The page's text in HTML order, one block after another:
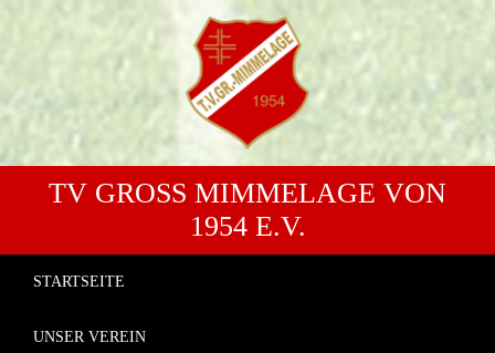
TV GROSS MIMMELAGE VON 1
954 E.V.
STARTSEITE
UNSER VEREIN